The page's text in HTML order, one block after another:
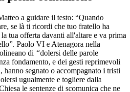
a guidare il testo: “Quando
se là ti ricordi che tuo fratello ha
tua offerta davanti all'altare e va prima
Paolo VI e Atenagora nella
di “dolersi delle parole
fondamento, e dei gesti reprimevoli
hanno segnato o accompagnato i tristi
ugualmente e togliere dalla
le sentenze di scomunica che ne